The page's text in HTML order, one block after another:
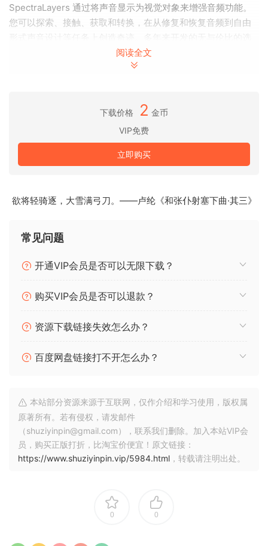
SpectraLayers 通过将声音显示为视觉对象来增强音频功能。
您可以探索、接触、获取和转换，在从修复和恢复音频到自由
择工具现在加入了新的人工智能驱动的音频提取和修复流程，
使其成为 SpectraLayers 迄今为止最重要的版本。
sounds as visual objects. You can explore, reach in, take
and transform, working wonders on tasks ranging from
repairing and restoring audio to freeform sound design.
Unmatched selection tools developed over many years are
significant version of SpectraLayers yet.
阅读全文
下载价格 2 金币
VIP免费
立即购买
欲将轻骑逐，大雪满弓刀。——卢纶《和张仆射塞下曲·其三》
常见问题
开通VIP会员是否可以无限下载？
购买VIP会员是否可以退款？
资源下载链接失效怎么办？
百度网盘链接打不开怎么办？
本站部分资源来源于互联网，仅作介绍和学习使用，版权属
原著所有。若有侵权，请发邮件
（shuziyinpin@gmail.com），联系我们删除。加入本站VIP会
员，购买正版打折，比淘宝价便宜！原文链接：
https://www.shuziyinpin.vip/5984.html ，转载请注明出处。
0 0